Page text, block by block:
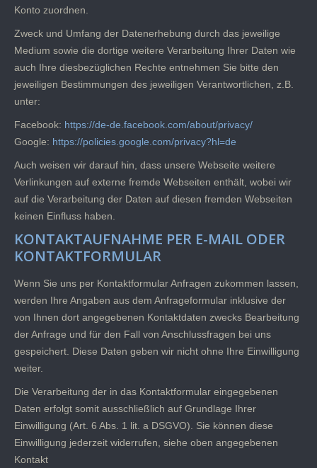
Konto zuordnen.
Zweck und Umfang der Datenerhebung durch das jeweilige
Medium sowie die dortige weitere Verarbeitung Ihrer Daten wie
auch Ihre diesbezüglichen Rechte entnehmen Sie bitte den
jeweiligen Bestimmungen des jeweiligen Verantwortlichen, z.B.
unter:
Facebook: https://de-de.facebook.com/about/privacy/
Google: https://policies.google.com/privacy?hl=de
Auch weisen wir darauf hin, dass unsere Webseite weitere
Verlinkungen auf externe fremde Webseiten enthält, wobei wir
auf die Verarbeitung der Daten auf diesen fremden Webseiten
keinen Einfluss haben.
KONTAKTAUFNAHME PER E-MAIL ODER
KONTAKTFORMULAR
Wenn Sie uns per Kontaktformular Anfragen zukommen lassen,
werden Ihre Angaben aus dem Anfrageformular inklusive der
von Ihnen dort angegebenen Kontaktdaten zwecks Bearbeitung
der Anfrage und für den Fall von Anschlussfragen bei uns
gespeichert. Diese Daten geben wir nicht ohne Ihre Einwilligung
weiter.
Die Verarbeitung der in das Kontaktformular eingegebenen
Daten erfolgt somit ausschließlich auf Grundlage Ihrer
Einwilligung (Art. 6 Abs. 1 lit. a DSGVO). Sie können diese
Einwilligung jederzeit widerrufen, siehe oben angegebenen
Kontakt